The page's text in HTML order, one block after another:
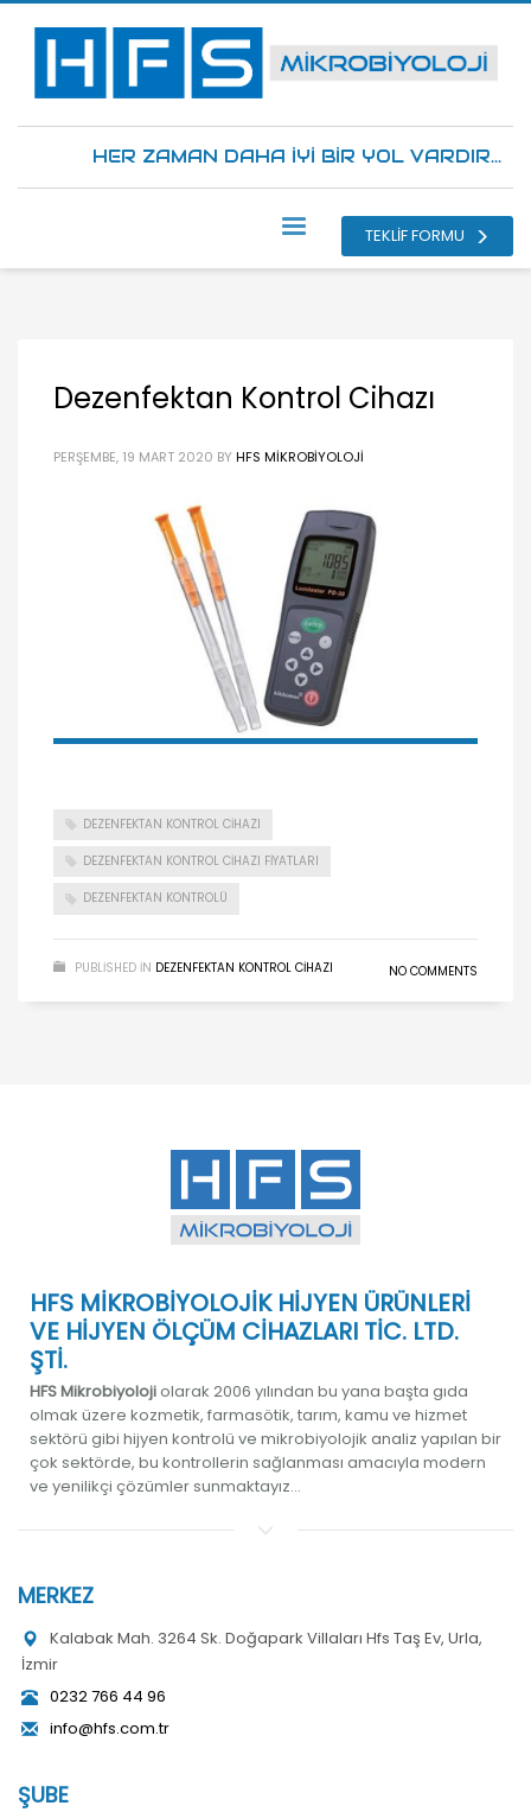
HER ZAMAN DAHA İYİ BİR YOL VARDIR...
TEKLİF FORMU
Dezenfektan Kontrol Cihazı
PERŞEMBE, 19 MART 2020 BY HFS MIKROBIYOLOJI
DEZENFEKTAN KONTROL CIHAZI
DEZENFEKTAN KONTROL CIHAZI FIYATLARI
DEZENFEKTAN KONTROLÜ
PUBLISHED IN DEZENFEKTAN KONTROL CIHAZI NO COMMENTS
HFS MİKROBİYOLOJİK HİJYEN ÜRÜNLERİ
VE HİJYEN ÖLÇÜM CİHAZLARI TİC. LTD.
ŞTİ.
HFS Mikrobiyolojiolarak 2006 yılından bu yana başta gıda
olmak üzere kozmetik, farmasötik, tarım, kamu ve hizmet
sektörü gibi hijyen kontrolü ve mikrobiyolojik analiz yapılan bir
çok sektörde, bu kontrollerin sağlanması amacıyla modern
ve yenilikçi çözümler sunmaktayız...
MERKEZ
Kalabak Mah. 3264 Sk. Doğapark Villaları Hfs Taş Ev, Urla,
İzmir
0232 766 44 96
info@hfs.com.tr
ŞUBE